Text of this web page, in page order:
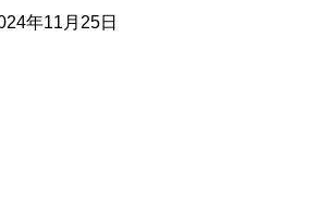
年11月25日